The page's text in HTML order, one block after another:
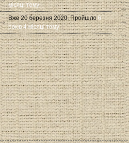
місяці тому
Вже 20 березня 2020. Пройшло 6
років 4 місяці тому